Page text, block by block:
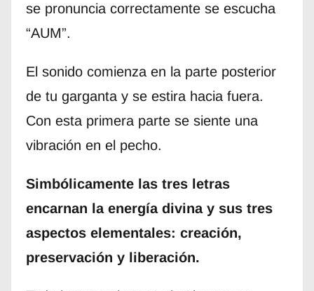
se pronuncia correctamente se escucha
“AUM”.
El sonido comienza en la parte posterior
de tu garganta y se estira hacia fuera.
Con esta primera parte se siente una
vibración en el pecho.
Simbólicamente las tres letras
encarnan la energía divina y sus tres
aspectos elementales: creación,
preservación y liberación.